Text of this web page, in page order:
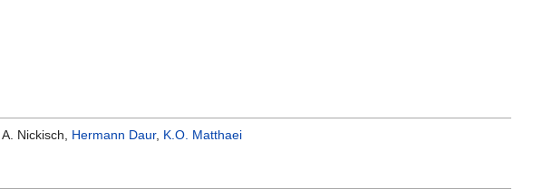
, A. Nickisch, Hermann Daur, K.O. Matthaei